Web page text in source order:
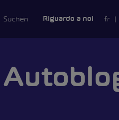
Riguardo a noi fr